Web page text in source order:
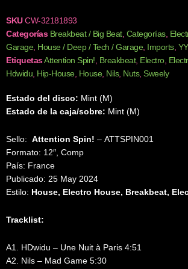
SKUCW-32181893
Categorías Breakbeat / Big Beat, Categorías,
Garage, House / Deep / Tech / Garage, Imports,
EtiquetasAttention Spin!, Breakbeat, Electro,
Hdwidu, Hip-House, House, Nils, Nuts, Sweely
Estado del disco: Mint (M)
Estado de la caja/sobre: Mint (M)
Sello: Attention Spin! ‎– ATTSPIN001
Formato: 12″, Comp
País: France
Publicado: 25 May 2024
Estilo: House, Electro House, Breakbeat,
Tracklist:
A1. HDwidu – Une Nuit à Paris 4:51
A2. Nils – Mad Game 5:30